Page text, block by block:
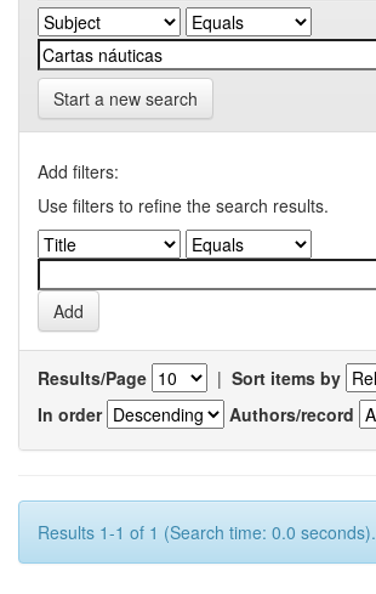
Start a new search
Add filters:
Use filters to refine the search results.
Results/Page | Sort items by
In order
Authors/record
Results 1-1 of 1 (Search time: 0.0 seconds).